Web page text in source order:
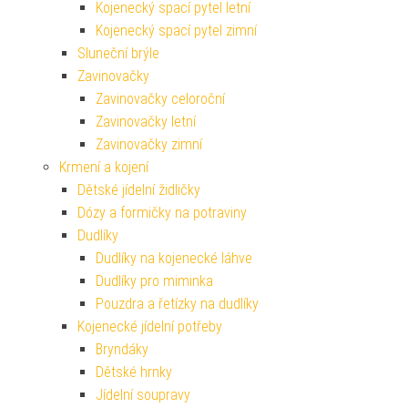
Kojenecký spací pytel letní
Kojenecký spací pytel zimní
Sluneční brýle
Zavinovačky
Zavinovačky celoroční
Zavinovačky letní
Zavinovačky zimní
Krmení a kojení
Dětské jídelní židličky
Dózy a formičky na potraviny
Dudlíky
Dudlíky na kojenecké láhve
Dudlíky pro miminka
Pouzdra a řetízky na dudlíky
Kojenecké jídelní potřeby
Bryndáky
Dětské hrnky
Jídelní soupravy